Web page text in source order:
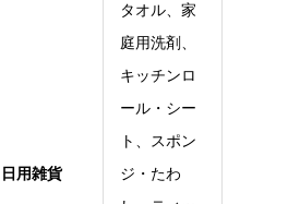
日用雑貨
タオル、家
庭用洗剤、
キッチンロ
ール・シー
ト、スポン
ジ・たわ